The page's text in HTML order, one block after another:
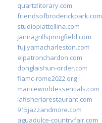
quartzliterary.com
friendsofbroderickpark.com
studiopiattellina.com
jannagrillspringfield.com
fujiyamacharleston.com
elpatronchardon.com
donglaishun-order.com
fiamc-rome2022.org
mariceworldessentials.com
lafisheriarestaurant.com
915jazzandmore.com
aguadulce-countryfair.com